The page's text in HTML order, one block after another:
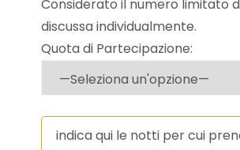
Considerato il numero limitato
discussa individualmente.
Quota di Partecipazione: